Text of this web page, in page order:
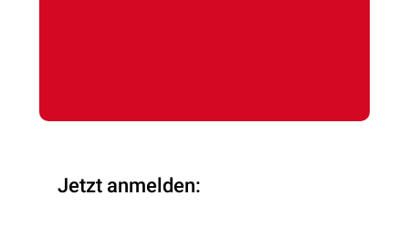
Jetzt anmelden: